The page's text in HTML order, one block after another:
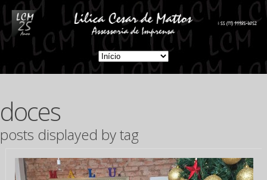
doces
posts displayed by tag